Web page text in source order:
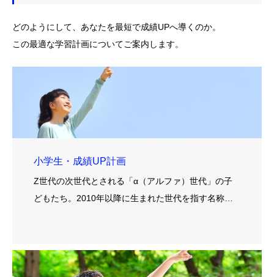
どのようにして、あなたを最短で成績UPへ導くのか。
この最適な学習計画についてご案内します。
小学生・成績UP計画
Z世代の次世代とされる「α（アルファ）世代」の子
どもたち。2010年以降に生まれた世代を指す名称…